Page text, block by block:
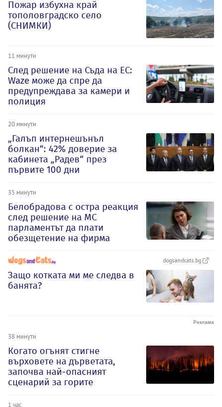
Пожар избухна край
тополовградско село
(СНИМКИ)
11 минути
След решение на Съда на ЕС:
Waze може да спре да
предупреждава за камери и
полиция
20 минути
„Галъп интернешънъл
болкан“: 42% доверие за
кабинета „Радев“ през
първите 100 дни
35 минути
Белобрадова с остра реакция
след решение на МС
парламентът да плати
обезщетение на фирма
dogsandcats.bg
Защо котката ми ме следва в
банята?
38 минути
Когато огънят стигне
върховете на дърветата,
започва най-опасният
сценарий за горите
1 час